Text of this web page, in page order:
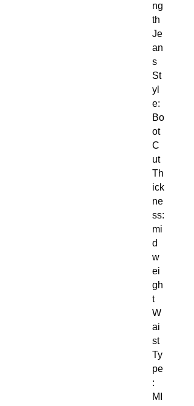
ng
th
Je
an
s
St
yl
e:
Bo
ot
C
ut
Th
ick
ne
ss:
mi
d
w
ei
gh
t
W
ai
st
Ty
pe
:
MI